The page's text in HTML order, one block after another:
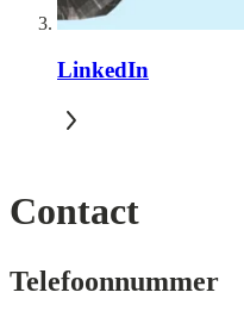
LinkedIn
Contact
Telefoonnummer